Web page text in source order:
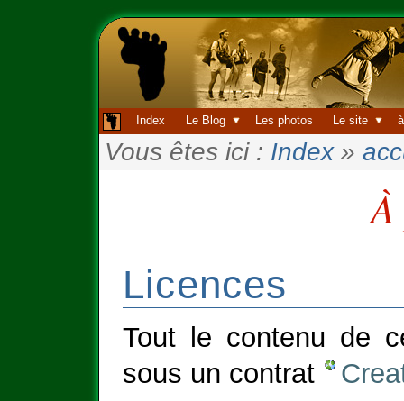
Index Le Blog Les photos Le site
Vous êtes ici : Index»
Licences
Tout le contenu de
sous un contrat